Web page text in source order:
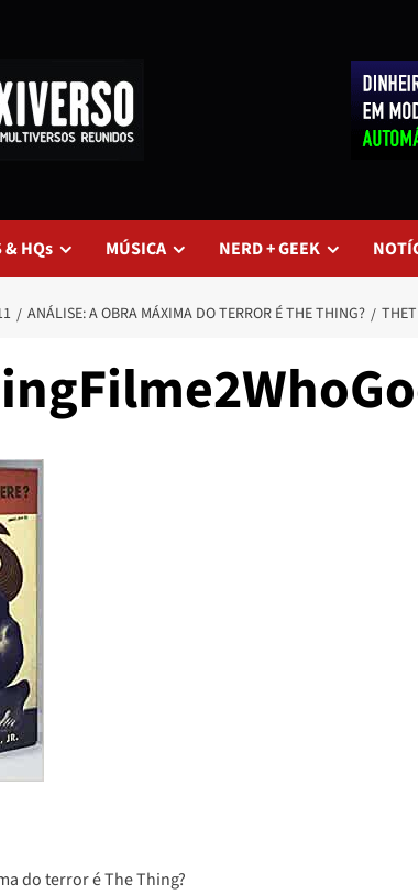
& HQs MÚSICA NERD + GEEK
ANÁLISE: A OBRA MÁXIMA DO TERROR É THE THING?
do terror é The Thing?